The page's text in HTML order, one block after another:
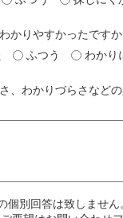
かりやすかったです
ふつう わかり
、わかりづらさなど
別回答は致しません